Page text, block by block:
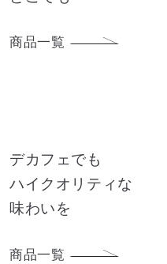
商品一覧
デカフェでも
ハイクオリティな
味わいを
商品一覧